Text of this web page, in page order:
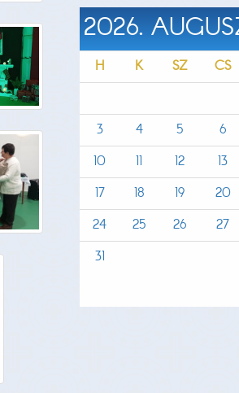
2026.
H K SZ CS
3
4 5 6
10
11 12 13
17
18 19 20
24
25 26 27
31